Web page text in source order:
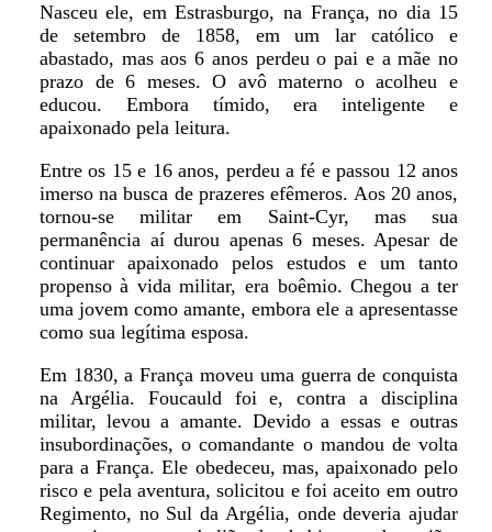
Nasceu ele, em Estrasburgo, na França, no dia 15
de setembro de 1858, em um lar católico e
abastado, mas aos 6 anos perdeu o pai e a mãe no
prazo de 6 meses. O avô materno o acolheu e
educou. Embora tímido, era inteligente e
apaixonado pela leitura.
Entre os 15 e 16 anos, perdeu a fé e passou 12 anos
imerso na busca de prazeres efêmeros. Aos 20 anos,
tornou-se militar em Saint-Cyr, mas sua
permanência aí durou apenas 6 meses. Apesar de
continuar apaixonado pelos estudos e um tanto
propenso à vida militar, era boêmio. Chegou a ter
uma jovem como amante, embora ele a apresentasse
como sua legítima esposa.
Em 1830, a França moveu uma guerra de conquista
na Argélia. Foucauld foi e, contra a disciplina
militar, levou a amante. Devido a essas e outras
insubordinações, o comandante o mandou de volta
para a França. Ele obedeceu, mas, apaixonado pelo
risco e pela aventura, solicitou e foi aceito em outro
Regimento, no Sul da Argélia, onde deveria ajudar